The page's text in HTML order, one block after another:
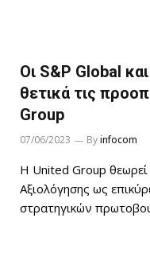
Οι S&P Global
θετικά τις
Group
07/06/2023 Byinfocom
Η United Group
Αξιολόγησης ως
στρατηγικών